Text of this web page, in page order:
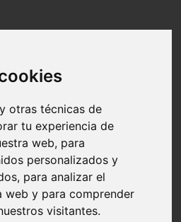
otras técnicas de
tu experiencia de
web, para
personalizados y
para analizar el
web y para comprender
visitantes.